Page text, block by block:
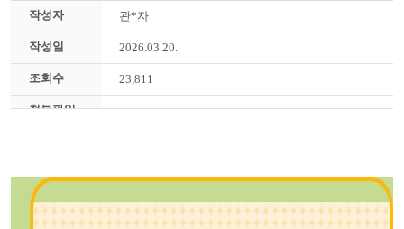
작성자 관*자
작성일 2026.03.20.
조회수 23,811
첨부파일